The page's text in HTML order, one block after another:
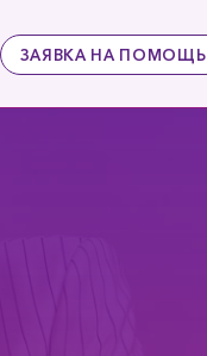
ЗАЯВКА НА ПОМОЩЬ